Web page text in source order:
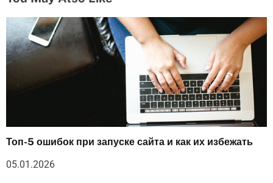
Топ-5 ошибок при запуске сайта и как их избежать
05.01.2026